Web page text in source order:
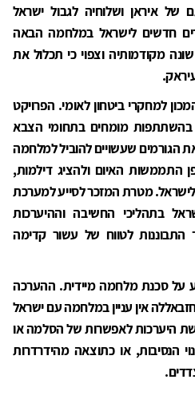
של איראן ושלוחיה לגבול ישראל
חדשים לישראל במלחמה הבאה
מקודמותיה וצפוי כי תכלול את
למחקרי ביטחון לאומי. הפרויקט
מומחים בתחומי הצבא
את הגורמים שעשויים להוביל למלחמה
התממשות האיום ולהציג דילמות,
לישראל. מטרת המזכר לסייע למערכת
בתהליכי החשיבה וההיערכות
לטווח של עשור קדימה
על סכנת מלחמה מיידית. ההערכה
אין עניין במלחמה עם ישראל
היערכות לאפשרות של הסלמה או
הנסיבות, או כתוצאה מהידרדרות